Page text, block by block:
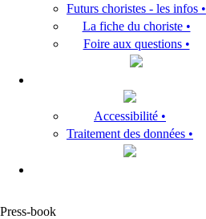
Futurs choristes - les infos •
La fiche du choriste •
Foire aux questions •
Accessibilité •
Traitement des données •
Press-book